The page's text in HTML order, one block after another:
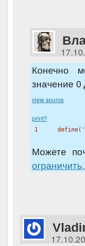
Конечно
значение 0
view source
print?
1 define(
Можете